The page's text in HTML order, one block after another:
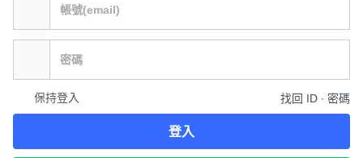
保持登入 找回 ID ∙ 密碼
登入